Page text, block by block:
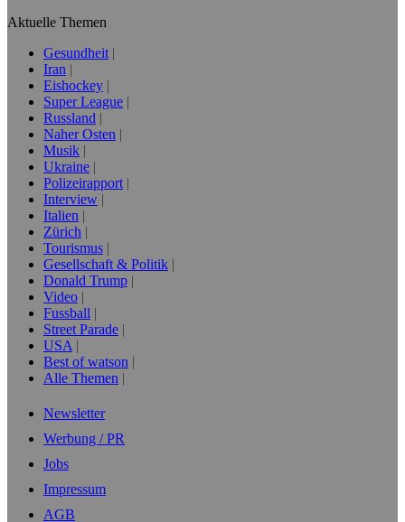
Aktuelle Themen
Gesundheit
Iran
Eishockey
Super League
Russland
Naher Osten
Musik
Ukraine
Polizeirapport
Interview
Italien
Zürich
Tourismus
Gesellschaft & Politik
Donald Trump
Video
Fussball
Street Parade
USA
Best of watson
Alle Themen
Newsletter
Werbung / PR
Jobs
Impressum
AGB